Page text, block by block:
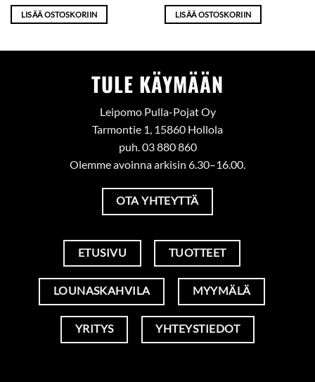
LISÄÄ OSTOSKORIIN LISÄÄ OSTOSKORIIN
TULE KÄYMÄÄN
Leipomo Pulla-Pojat Oy
Tarmontie 1, 15860 Hollola
puh. 03 880 860
Olemme avoinna arkisin 6.30–16.00.
OTA YHTEYTTÄ
ETUSIVU TUOTTEET
LOUNASKAHVILA MYYMÄLÄ
YRITYS YHTEYSTIEDOT